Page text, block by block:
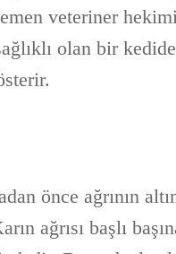
veteriner
olan bir
önce ağrının
ağrısı başlı